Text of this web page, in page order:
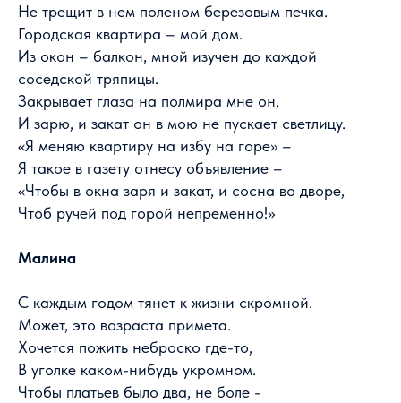
Не трещит в нем поленом березовым печка.
Городская квартира – мой дом.
Из окон – балкон, мной изучен до каждой
соседской тряпицы.
Закрывает глаза на полмира мне он,
И зарю, и закат он в мою не пускает светлицу.
«Я меняю квартиру на избу на горе» –
Я такое в газету отнесу объявление –
«Чтобы в окна заря и закат, и сосна во дворе,
Чтоб ручей под горой непременно!»
Малина
С каждым годом тянет к жизни скромной.
Может, это возраста примета.
Хочется пожить неброско где-то,
В уголке каком-нибудь укромном.
Чтобы платьев было два, не боле -